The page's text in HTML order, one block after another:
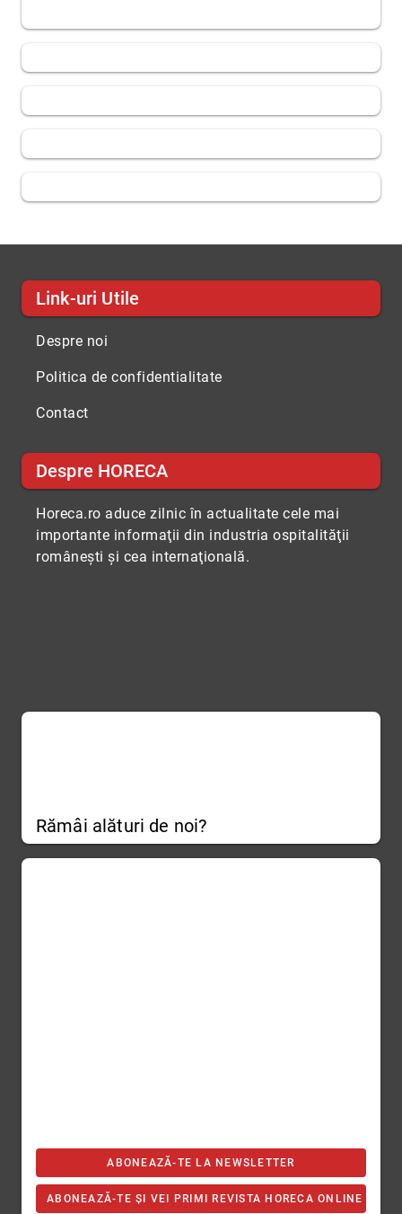
Link-uri Utile
Despre noi
Politica de confidentialitate
Contact
Despre HORECA
Horeca.ro aduce zilnic în actualitate cele mai
importante informaţii din industria ospitalităţii
româneşti şi cea internaţională.
Rămâi alături de noi?
ABONEAZĂ-TE LA NEWSLETTER
ABONEAZĂ-TE ȘI VEI PRIMI REVISTA HORECA ONLINE